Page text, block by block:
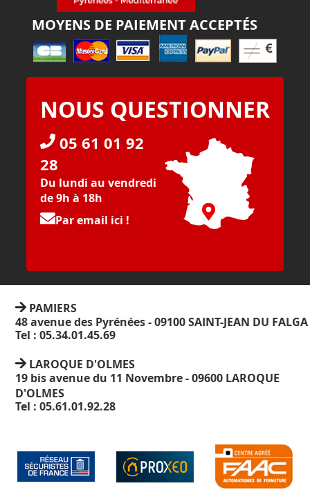
MOYENS DE PAIEMENT ACCEPTÉS
NOUS QUESTIONNER
05 61 01 92
28
Du lundi au vendredi
de 9h à 18h
Par email ici !
PAMIERS
48 avenue des Pyrénées - 09100 SAINT-JEAN DU FALGA
Tel : 05.34.01.45.69
LAROQUE D'OLMES
19 bis avenue du 11 Novembre - 09600 LAROQUE
D'OLMES
Tel : 05.61.01.92.28